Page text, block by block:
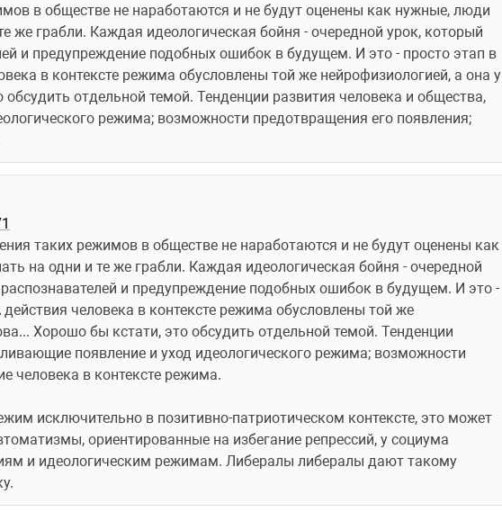
в обществе не наработаются и не будут оценены как нужные, люди
же грабли. Каждая идеологическая бойня - очередной урок, который
и предупреждение подобных ошибок в будущем. И это - просто этап в
в контексте режима обусловлены той же нейрофизиологией, а она у
отдельной темой. Тенденции развития человека и общества,
режима; возможности предотвращения его появления;
на одни и те же грабли. Каждая идеологическая бойня - очередной
и предупреждение подобных ошибок в будущем. И это -
человека в контексте режима обусловлены той же
Хорошо бы кстати, это обсудить отдельной темой. Тенденции
появление и уход идеологического режима; возможности
человека в контексте режима.
исключительно в позитивно-патриотическом контексте, это может
ориентированные на избегание репрессий, у социума
и идеологическим режимам. Либералы либералы дают такому